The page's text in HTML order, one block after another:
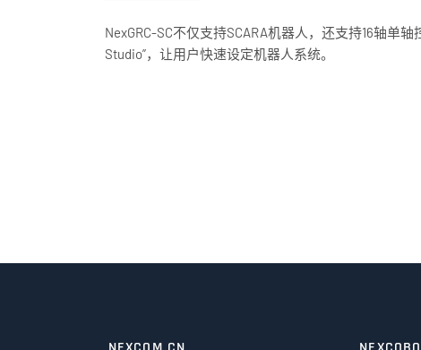
NexGRC-SC不仅支持SCARA机器人，还支持16轴单
Studio”，让用户快速设定机器人系统。